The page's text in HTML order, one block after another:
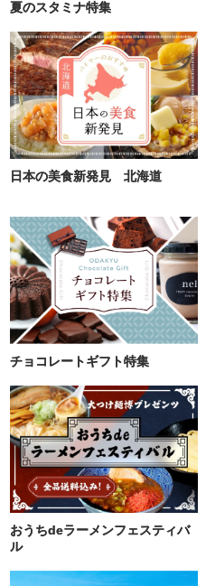
夏のスタミナ特集
日本の美食新発見 北海道
チョコレートギフト特集
おうちdeラーメンフェスティバ
ル